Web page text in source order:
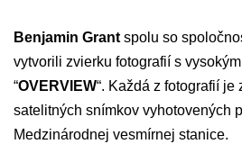
Benjamin Grant spolu so
vytvorili zvierku fotografií s
“OVERVIEW“. Každá z fotografií
satelitných snímkov vyhotovených
Medzinárodnej vesmírnej stanice.